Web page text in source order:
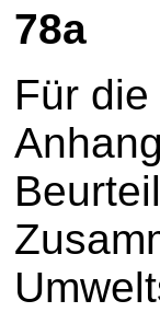
78a
Für